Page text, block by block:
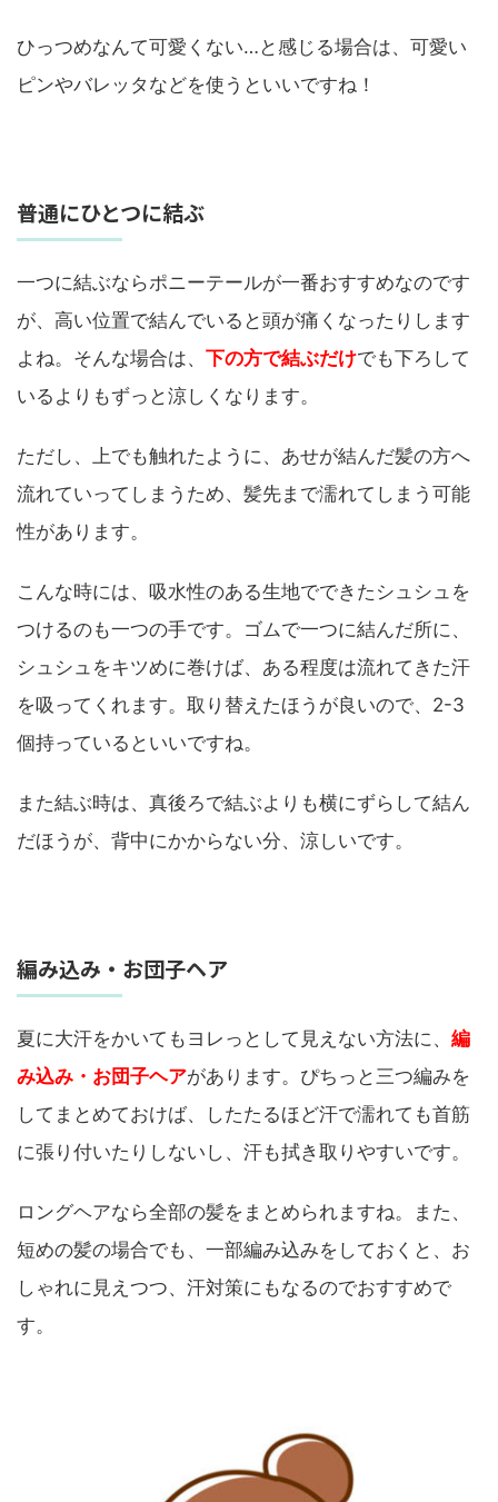
ひっつめなんて可愛くない…と感じる場合は、可愛い
ピンやバレッタなどを使うといいですね！
普通にひとつに結ぶ
一つに結ぶならポニーテールが一番おすすめなのです
が、高い位置で結んでいると頭が痛くなったりします
よね。そんな場合は、 下の方で結ぶだけでも下ろして
いるよりもずっと涼しくなります。
ただし、上でも触れたように、あせが結んだ髪の方へ
流れていってしまうため、髪先まで濡れてしまう可能
性があります。
こんな時には、吸水性のある生地でできたシュシュを
つけるのも一つの手です。ゴムで一つに結んだ所に、
シュシュをキツめに巻けば、ある程度は流れてきた汗
を吸ってくれます。取り替えたほうが良いので、2-3
個持っているといいですね。
また結ぶ時は、真後ろで結ぶよりも横にずらして結ん
だほうが、背中にかからない分、涼しいです。
編み込み・お団子ヘア
夏に大汗をかいてもヨレっとして見えない方法に、 編
み込み・お団子ヘアがあります。ぴちっと三つ編みを
してまとめておけば、したたるほど汗で濡れても首筋
に張り付いたりしないし、汗も拭き取りやすいです。
ロングヘアなら全部の髪をまとめられますね。また、
短めの髪の場合でも、一部編み込みをしておくと、お
しゃれに見えつつ、汗対策にもなるのでおすすめで
す。